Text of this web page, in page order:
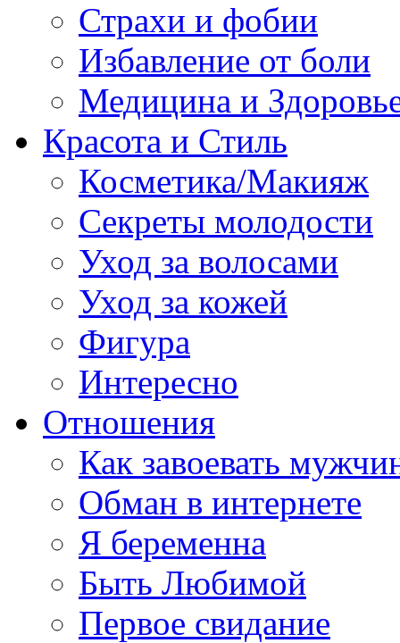
Страхи и фобии
Избавление от боли
Медицина и
Красота и Стиль
Косметика/Макияж
Секреты молодости
Уход за волосами
Уход за кожей
Фигура
Интересно
Отношения
Как завоевать
Обман в интернете
Я беременна
Быть Любимой
Первое свидание